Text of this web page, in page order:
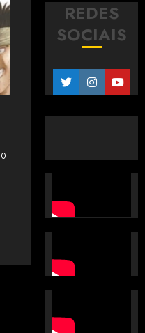
0
REDES
SOCIAIS